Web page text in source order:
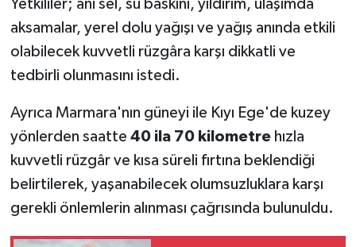
Yetkililer; ani sel, su baskını, yıldırım, ulaşımda
aksamalar, yerel dolu yağışı ve yağış anında etkili
olabilecek kuvvetli rüzgâra karşı dikkatli ve
tedbirli olunmasını istedi.
Ayrıca Marmara'nın güneyi ile Kıyı Ege'de kuzey
yönlerden saatte 40 ila 70 kilometrehızla
kuvvetli rüzgâr ve kısa süreli fırtına beklendiği
belirtilerek, yaşanabilecek olumsuzluklara karşı
gerekli önlemlerin alınması çağrısında bulunuldu.